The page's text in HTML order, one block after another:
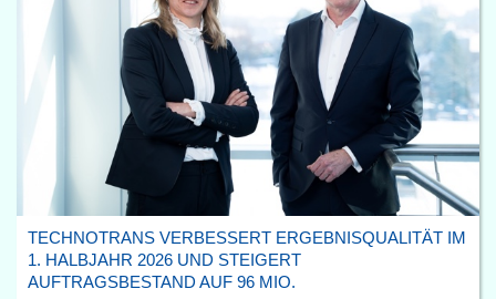
TECHNOTRANS VERBESSERT ERGEBNISQUALITÄT IM
1. HALBJAHR 2026 UND STEIGERT
AUFTRAGSBESTAND AUF 96 MIO.